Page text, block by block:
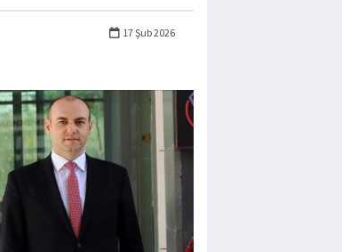
17 Şub 2026